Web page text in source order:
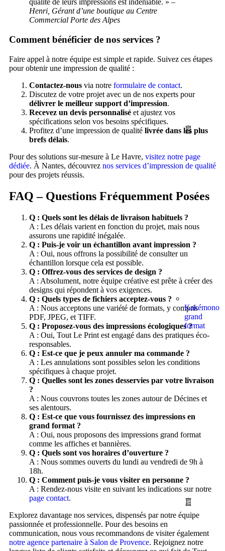
Kakémono
grand
format
qualité de leurs impressions est indéniable. » –
Henri, Gérant d’une boutique au Centre
Commercial Porte des Alpes
Comment bénéficier de nos services ?
Faire appel à notre équipe est simple et rapide. Suivez ces étapes
pour obtenir une impression de qualité :
Contactez-nous via notre formulaire de contact.
Discutez de votre projet avec un de nos experts pour
délivrer le meilleur support d’impression.
Recevez un devis personnalisé et ajustez vos
spécifications selon vos besoins spécifiques.
Profitez d’une impression de qualité livrée dans les plus
brefs délais.
Pour des solutions sur-mesure à Le Havre, visitez notre page
dédiée. À Nantes, découvrez nos services d’impression de qualité
pour des projets réussis.
FAQ – Questions Fréquemment Posées
Q : Quels sont les délais de livraison habituels ?
A : Les délais varient en fonction du projet, mais nous
assurons une rapidité inégalée.
Q : Puis-je voir un échantillon avant impression ?
A : Oui, nous offrons la possibilité de consulter un
échantillon lorsque cela est possible.
Q : Offrez-vous des services de design ?
A : Absolument, notre équipe créative est prête à créer des
designs qui répondent à vos exigences.
Q : Quels types de fichiers acceptez-vous ?
A : Nous acceptons une variété de formats, y compris
PDF, JPEG, et TIFF.
Q : Proposez-vous des impressions écologiques ?
A : Oui, Tout Le Print est engagé dans des pratiques éco-
responsables.
Q : Est-ce que je peux annuler ma commande ?
A : Les annulations sont possibles selon les conditions
spécifiques à chaque projet.
Q : Quelles sont les zones desservies par votre livraison
?
A : Nous couvrons toutes les zones autour de Décines et
ses alentours.
Q : Est-ce que vous fournissez des impressions en
grand format ?
A : Oui, nous proposons des impressions grand format
comme les affiches et bannières.
Q : Quels sont vos horaires d’ouverture ?
A : Nous sommes ouverts du lundi au vendredi de 9h à
18h.
Q : Comment puis-je vous visiter en personne ?
A : Rendez-nous visite en suivant les indications sur notre
page contact.
Explorez davantage nos services, dispensés par notre équipe
passionnée et professionnelle. Pour des besoins en
communication, nous vous recommandons de visiter également
notre agence partenaire à Salon de Provence. Rejoignez notre